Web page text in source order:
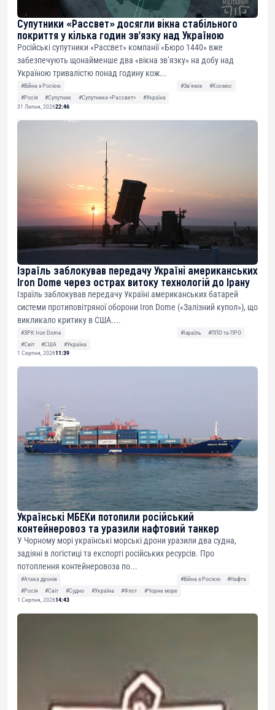
Супутники «Рассвет» досягли вікна стабільного
покриття у кілька годин зв’язку над Україною
Російські супутники «Рассвет» компанії «Бюро 1440» вже
забезпечують щонайменше два «вікна зв’язку» на добу над
Україною тривалістю понад годину кож...
#Війна з Росією #Звʼязок
#Космос
#Росія
#Супутник #Супутники «Рассвет»
#Україна
31 Липня, 202622:46
Ізраїль заблокував передачу Україні американських
Iron Dome через острах витоку технологій до Ірану
Ізраїль заблокував передачу Україні американських батарей
системи протиповітряної оборони Iron Dome («Залізний купол»), що
викликало критику в США....
#ЗРК Iron Dome #Ізраїль
#ППО та ПРО
#Світ
#США
#Україна
1 Серпня, 202611:39
Українські МБЕКи потопили російський
контейнеровоз та уразили нафтовий танкер
У Чорному морі українські морські дрони уразили два судна,
задіяні в логістиці та експорті російських ресурсів. Про
потоплення контейнеровоза по...
#Атака дронів #Війна з Росією
#Нафта
#Росія
#Світ #Судно #Україна #Флот
#Чорне море
1 Серпня, 202614:43